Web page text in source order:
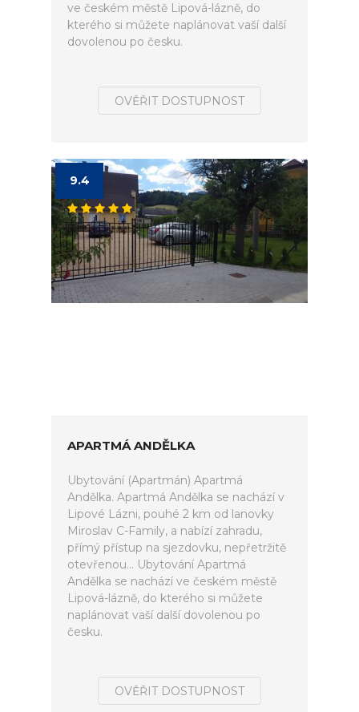
ve českém městě Lipová-lázně, do
kterého si můžete naplánovat vaší další
dovolenou po česku.
OVĚŘIT DOSTUPNOST
9.4
APARTMÁ ANDĚLKA
Ubytování (Apartmán) Apartmá
Andělka. Apartmá Andělka se nachází v
Lipové Lázni, pouhé 2 km od lanovky
Miroslav C-Family, a nabízí zahradu,
přímý přístup na sjezdovku, nepřetržitě
otevřenou... Ubytování Apartmá
Andělka se nachází ve českém městě
Lipová-lázně, do kterého si můžete
naplánovat vaší další dovolenou po
česku.
OVĚŘIT DOSTUPNOST